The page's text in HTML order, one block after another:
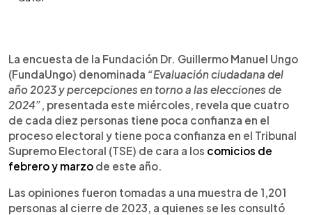
Escuchar artículo
La encuesta de la Fundación Dr. Guillermo Manuel Ungo
(FundaUngo) denominada “Evaluación ciudadana del
año 2023 y percepciones en torno a las elecciones de
2024” , presentada este miércoles, revela que cuatro
de cada diez personas tiene poca confianza en el
proceso electoral y tiene poca confianza en el Tribunal
Supremo Electoral (TSE) de cara a los comicios de
febrero y marzo de este año.
Las opiniones fueron tomadas a una muestra de 1,201
personas al cierre de 2023, a quienes se les consultó